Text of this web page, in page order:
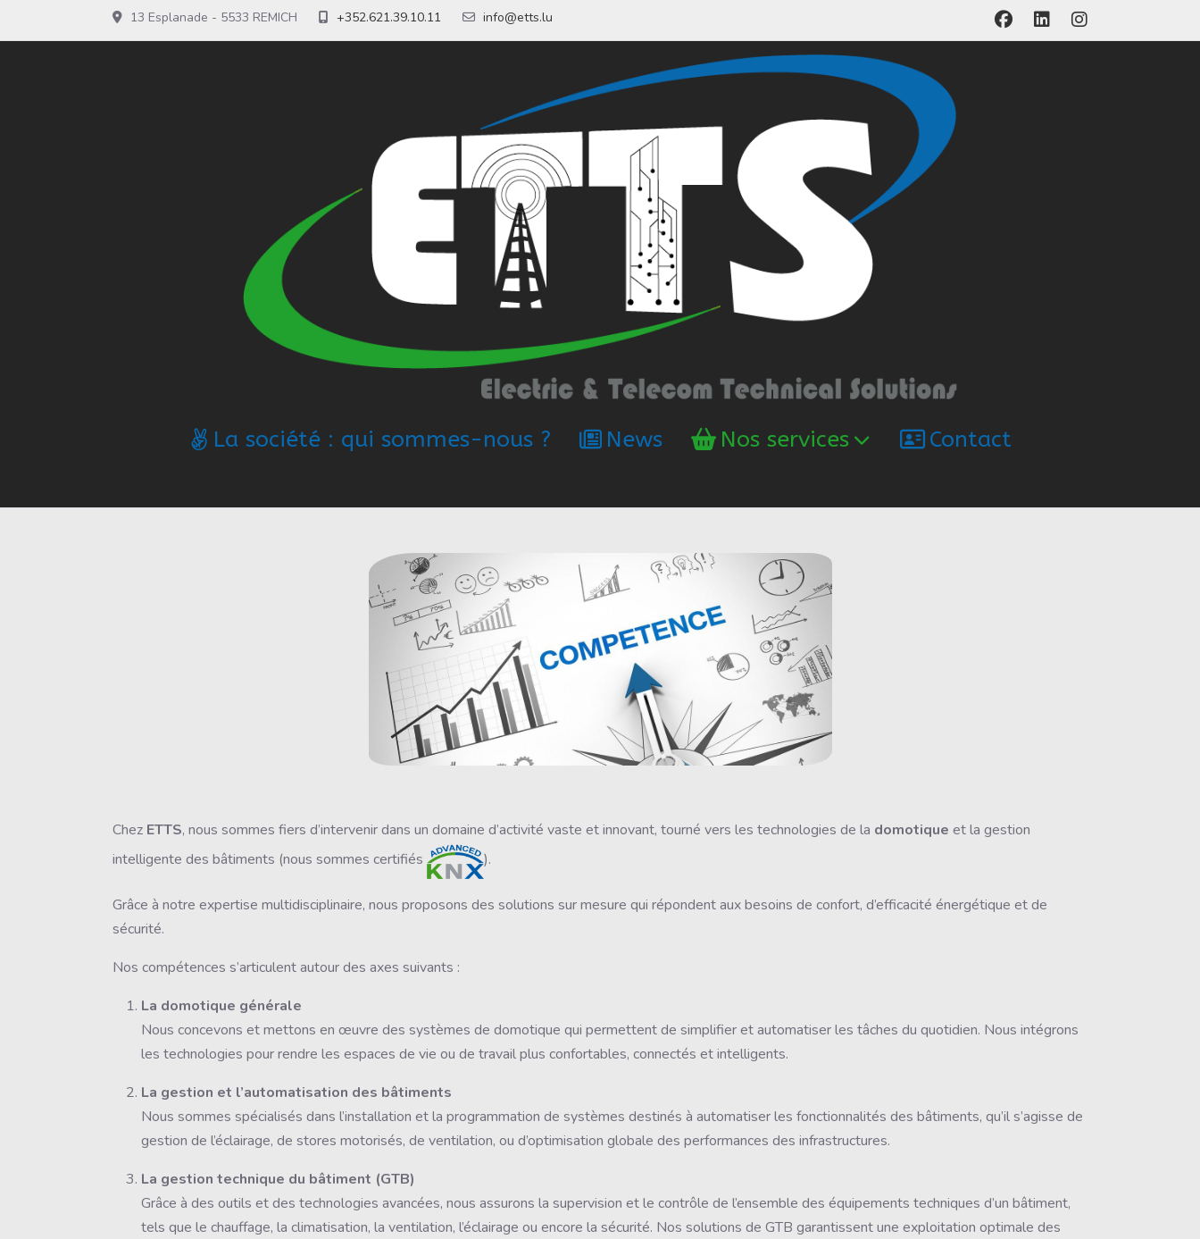
13 Esplanade - 5533 REMICH +352.621.39.10.11 info@etts.lu
La société : qui sommes-nous ? News Nos services Contact
Chez ETTS, nous sommes fiers d’intervenir dans un domaine d’activité vaste et innovant, tourné vers les technologies de la domotique et la gestion
intelligente des bâtiments (nous sommes certifiés
).
Grâce à notre expertise multidisciplinaire, nous proposons des solutions sur mesure qui répondent aux besoins de confort, d’efficacité énergétique et de
sécurité.
Nos compétences s’articulent autour des axes suivants :
La domotique générale
Nous concevons et mettons en œuvre des systèmes de domotique qui permettent de simplifier et automatiser les tâches du quotidien. Nous intégrons
les technologies pour rendre les espaces de vie ou de travail plus confortables, connectés et intelligents.
La gestion et l’automatisation des bâtiments
Nous sommes spécialisés dans l’installation et la programmation de systèmes destinés à automatiser les fonctionnalités des bâtiments, qu’il s’agisse de
gestion de l’éclairage, de stores motorisés, de ventilation, ou d’optimisation globale des performances des infrastructures.
La gestion technique du bâtiment (GTB)
Grâce à des outils et des technologies avancées, nous assurons la supervision et le contrôle de l’ensemble des équipements techniques d’un bâtiment,
tels que le chauffage, la climatisation, la ventilation, l’éclairage ou encore la sécurité. Nos solutions de GTB garantissent une exploitation optimale des